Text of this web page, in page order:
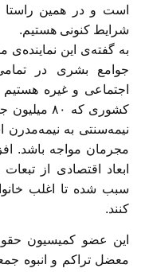
است و در همین راستا
شرایط کنونی هستیم.
به گفته‌ی این
جوامع بشری در
اجتماعی و غیره
کشوری که
نیمه‌سنتی به
مجرمان مواجه باشد.
ابعاد اقتصادی از
سبب شده تا اغلب
کنند.
این عضو کمیسیون
معضل تراکم و انبوه